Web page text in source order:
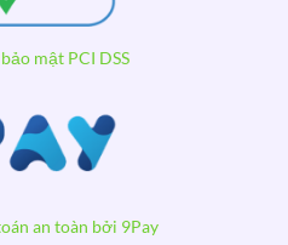
mật PCI DSS
an toàn bởi 9Pay